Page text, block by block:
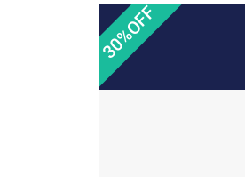
30%OFF